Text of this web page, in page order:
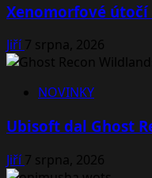
Xenomorfové útočí
Jiří7 srpna, 2026
NOVINKY
Ubisoft dal Ghost
Jiří7 srpna, 2026